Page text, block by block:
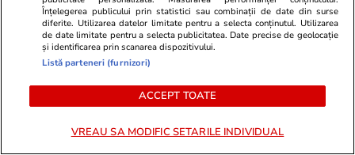
PARTENERI
Înțelegerea publicului prin statistici sau combinații de date din surse
diferite. Utilizarea datelor limitate pentru a selecta conținutul. Utilizarea
de date limitate pentru a selecta publicitatea. Date precise de geolocație
și identificarea prin scanarea dispozitivului.
Listă parteneri (furnizori)
ACCEPT TOATE
VREAU SA MODIFIC SETARILE INDIVIDUAL